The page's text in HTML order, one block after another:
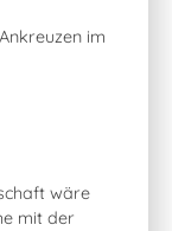
im
wäre
mit der